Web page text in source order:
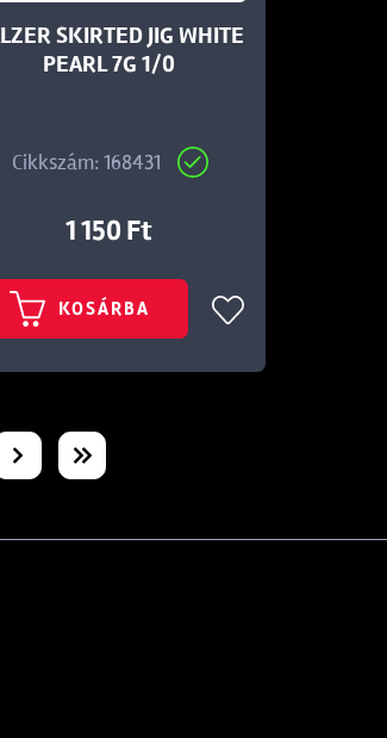
SKIRTED JIG WHITE
PEARL 7G 1/0
Cikkszám: 168431
1 150 Ft
KOSÁRBA